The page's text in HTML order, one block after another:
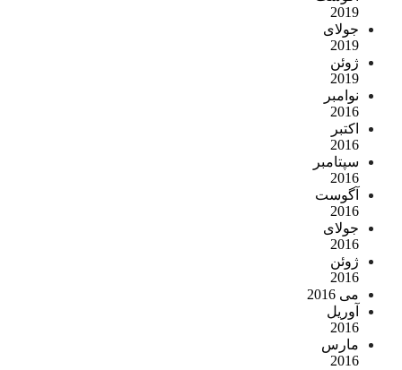
2019
جولای
2019
ژوئن
2019
نوامبر
2016
اکتبر
2016
سپتامبر
2016
آگوست
2016
جولای
2016
ژوئن
2016
می 2016
آوریل
2016
مارس
2016